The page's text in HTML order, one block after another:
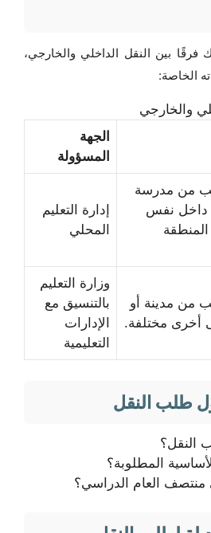
بين النقل الداخلي والخارجي،
الخاصة:
والخارجي
الجهة
المسؤولة
من مدرسة
داخل نفس
المنطقة
إدارة التعليم
المحلي
من مدينة أو
أخرى مختلفة.
وزارة التعليم
بالتنسيق مع
الإدارات
التعليمية
طلب النقل
المطلوبة؟
العام الدراسي؟